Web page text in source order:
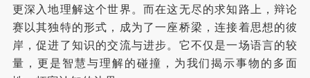
更深入地理解这个世界。而在这无尽的求知路上，辩论
赛以其独特的形式，成为了一座桥梁，连接着思想的彼
岸，促进了知识的交流与进步。它不仅是一场语言的较
量，更是智慧与理解的碰撞，为我们揭示事物的多面